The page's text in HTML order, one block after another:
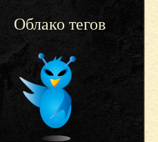
Облако тегов